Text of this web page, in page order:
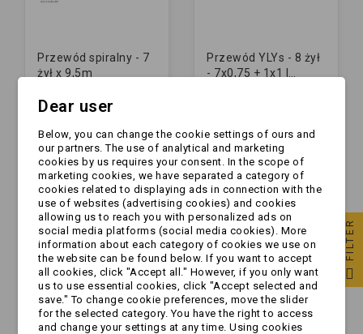
Przewód spiralny - 7
żył x 9,5m
Przewód YLYs - 8 żył
- 7x0,75 + 1x1 |
FILTER
Dear user
Below, you can change the cookie settings of ours and
our partners. The use of analytical and marketing
cookies by us requires your consent. In the scope of
marketing cookies, we have separated a category of
cookies related to displaying ads in connection with the
use of websites (advertising cookies) and cookies
allowing us to reach you with personalized ads on
social media platforms (social media cookies). More
information about each category of cookies we use on
the website can be found below. If you want to accept
all cookies, click "Accept all." However, if you only want
us to use essential cookies, click "Accept selected and
save." To change cookie preferences, move the slider
for the selected category. You have the right to access
and change your settings at any time. Using cookies